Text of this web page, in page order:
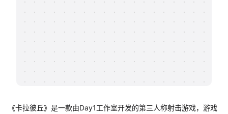
帮助中心
知识分享社区
《卡拉彼丘》是一款由Day1工作室开发的第三人称射击游戏，游戏